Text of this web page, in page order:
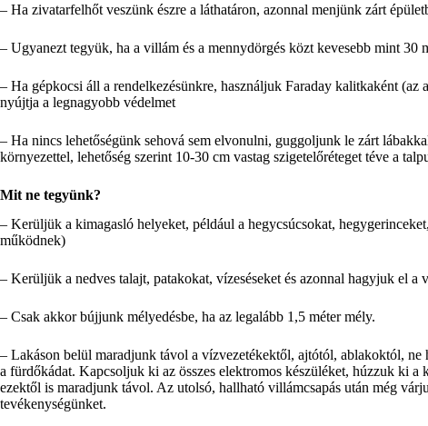
– Ha zivatarfelhőt veszünk észre a láthatáron, azonnal menjünk zárt
– Ugyanezt tegyük, ha a villám és a mennydörgés közt kevesebb mint 30
– Ha gépkocsi áll a rendelkezésünkre, használjuk Faraday kalitkaként (az
nyújtja a legnagyobb védelmet
– Ha nincs lehetőségünk sehová sem elvonulni, guggoljunk le zárt
környezettel, lehetőség szerint 10-30 cm vastag szigetelőréteget téve a
Mit ne tegyünk?
– Kerüljük a kimagasló helyeket, például a hegycsúcsokat,
működnek)
– Kerüljük a nedves talajt, patakokat, vízeséseket és azonnal hagyjuk el
– Csak akkor bújjunk mélyedésbe, ha az legalább 1,5 méter mély.
– Lakáson belül maradjunk távol a vízvezetékektől, ajtótól, ablakoktól, ne
a fürdőkádat. Kapcsoljuk ki az összes elektromos készüléket, húzzuk ki a
ezektől is maradjunk távol. Az utolsó, hallható villámcsapás után még
tevékenységünket.